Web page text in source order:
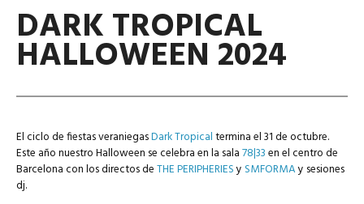
DARK TROPICAL
HALLOWEEN 2024
El ciclo de fiestas veraniegasDark Tropicaltermina el 31 de octubre.
Este año nuestro Halloween se celebra en la sala78|33en el centro de
Barcelona con los directos deTHE PERIPHERIESy SMFORMAy sesiones
dj.